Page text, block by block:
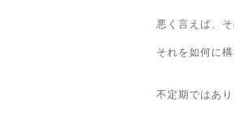
悪く言えば、
それを如何に
不定期ではあ